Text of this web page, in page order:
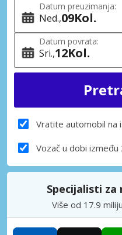
Datum preuzimanja:
Ned. 09Kol.
Datum povrata:
Sri. 12Kol.
Vratite automobil na
Vozač u dobi između
Specijalisti
Više od 17.9